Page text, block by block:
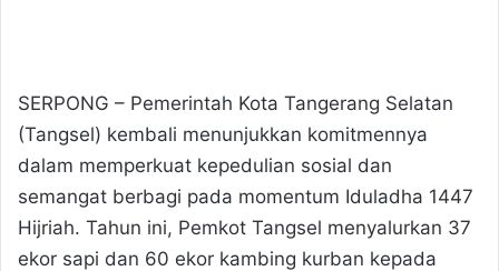
SERPONG – Pemerintah Kota Tangerang Selatan
(Tangsel) kembali menunjukkan komitmennya
dalam memperkuat kepedulian sosial dan
semangat berbagi pada momentum Iduladha 1447
Hijriah. Tahun ini, Pemkot Tangsel menyalurkan 37
ekor sapi dan 60 ekor kambing kurban kepada